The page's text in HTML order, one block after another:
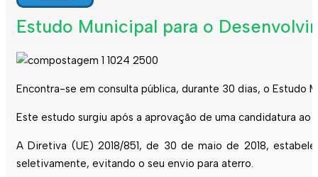
Estudo Municipal para o
Encontra-se em consulta pública, durante 30 dias, o Estudo
Este estudo surgiu após a aprovação de uma candidatura
A Diretiva (UE) 2018/851, de 30 de maio de 2018,
seletivamente, evitando o seu envio para aterro.